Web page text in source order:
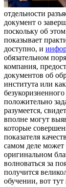
отдельности
документ о
поскольку об
показывает
доступно, и
обязательном
компания,
документов об
института или
положительно
разумеется,
вполне могут
которые
показателя
самом деле может
оригинальном
волноваться за
получится
обучении, вот